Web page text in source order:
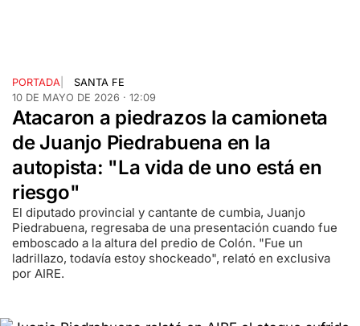
PORTADA
SANTA FE
10 DE MAYO DE 2026 · 12:09
Atacaron a piedrazos la camioneta
de Juanjo Piedrabuena en la
autopista: "La vida de uno está en
riesgo"
El diputado provincial y cantante de cumbia, Juanjo
Piedrabuena, regresaba de una presentación cuando fue
emboscado a la altura del predio de Colón. "Fue un
ladrillazo, todavía estoy shockeado", relató en exclusiva
por AIRE.